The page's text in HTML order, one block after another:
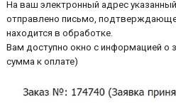
На ваш электронный адрес
отправлено письмо,
находится в обработке.
Вам доступно окно с информацией о
сумма к оплате)